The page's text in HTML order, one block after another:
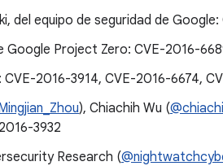
del equipo de seguridad de
Google Project Zero: CVE-2016-
: CVE-2016-3914, CVE-2016-6674,
), Chiachih Wu (
3932
Research (